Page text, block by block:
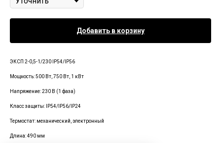
Добавить в корзину
ЭКСП 2-0,5-1/230 IP54/IP56
Мощность: 500 Вт, 750 Вт, 1 кВт
Напряжение: 230 В (1 фаза)
Класс защиты: IP54/IP56/IP24
Термостат: механический, электронный
Длина: 490 мм